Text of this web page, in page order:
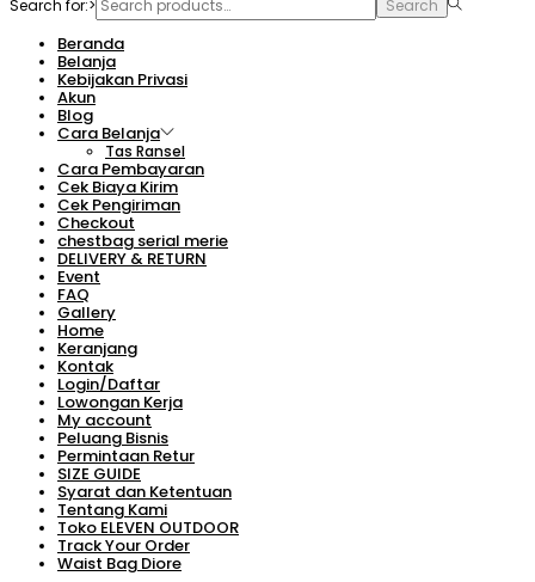
Search for:> Search
Beranda
Belanja
Kebijakan Privasi
Akun
Blog
Cara Belanja
Tas Ransel
Cara Pembayaran
Cek Biaya Kirim
Cek Pengiriman
Checkout
chestbag serial merie
DELIVERY & RETURN
Event
FAQ
Gallery
Home
Keranjang
Kontak
Login/Daftar
Lowongan Kerja
My account
Peluang Bisnis
Permintaan Retur
SIZE GUIDE
Syarat dan Ketentuan
Tentang Kami
Toko ELEVEN OUTDOOR
Track Your Order
Waist Bag Diore